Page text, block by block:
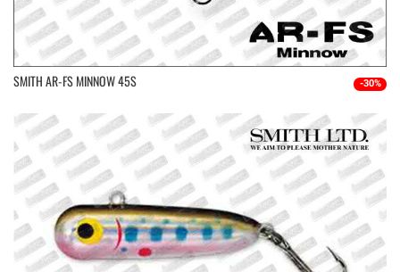
SMITH AR-FS MINNOW 45S -30%